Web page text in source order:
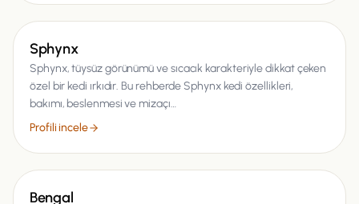
Kedi
Sphynx
Sphynx, tüysüz görünümü ve sıcacık karakteriyle dikkat çeken
özel bir kedi ırkıdır. Bu rehberde Sphynx kedi özellikleri,
bakımı, beslenmesi ve mizaçı…
Profili incele
Bengal